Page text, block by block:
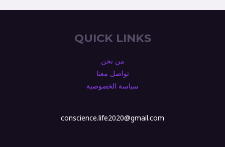
QUICK LINKS
من نحن
تواصل معنا
سياسة الخصوصية
conscience.life2020@gmail.com